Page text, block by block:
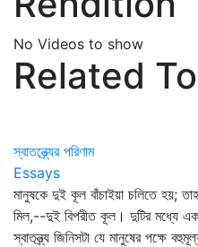
No Videos to show
Related
স্বাতন্ত্র্যের পরিণাম
Essays
মানুষকে দুই কূল বাঁচাইয়া চলিতে হয়;
মিল,--দুই বিপরীত কূল। দুটির মধ্যে
স্বাতন্ত্র্য জিনিসটা যে মানুষের পক্ষে